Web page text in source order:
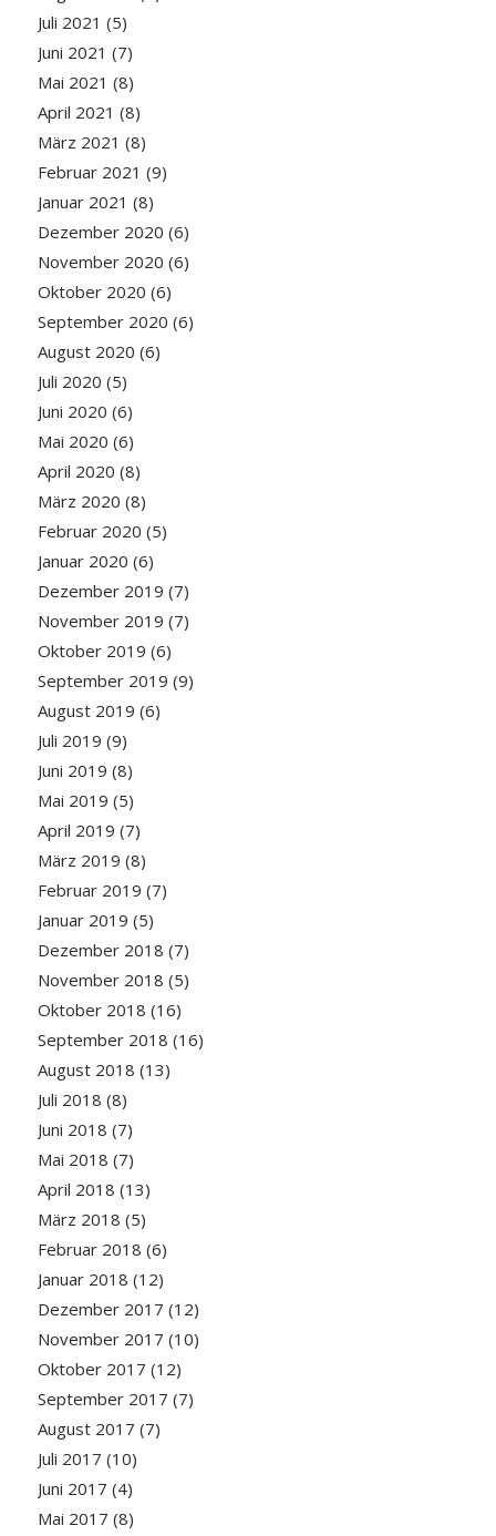
Juli 2021 (5)
Juni 2021 (7)
Mai 2021 (8)
April 2021 (8)
März 2021 (8)
Februar 2021 (9)
Januar 2021 (8)
Dezember 2020 (6)
November 2020 (6)
Oktober 2020 (6)
September 2020 (6)
August 2020 (6)
Juli 2020 (5)
Juni 2020 (6)
Mai 2020 (6)
April 2020 (8)
März 2020 (8)
Februar 2020 (5)
Januar 2020 (6)
Dezember 2019 (7)
November 2019 (7)
Oktober 2019 (6)
September 2019 (9)
August 2019 (6)
Juli 2019 (9)
Juni 2019 (8)
Mai 2019 (5)
April 2019 (7)
März 2019 (8)
Februar 2019 (7)
Januar 2019 (5)
Dezember 2018 (7)
November 2018 (5)
Oktober 2018 (16)
September 2018 (16)
August 2018 (13)
Juli 2018 (8)
Juni 2018 (7)
Mai 2018 (7)
April 2018 (13)
März 2018 (5)
Februar 2018 (6)
Januar 2018 (12)
Dezember 2017 (12)
November 2017 (10)
Oktober 2017 (12)
September 2017 (7)
August 2017 (7)
Juli 2017 (10)
Juni 2017 (4)
Mai 2017 (8)